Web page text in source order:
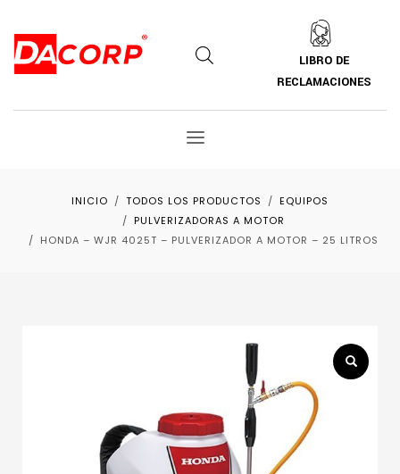
LIBRO DE
RECLAMACIONES
INICIO TODOS LOS PRODUCTOS
EQUIPOS
PULVERIZADORAS A MOTOR
HONDA – WJR 4025T – PULVERIZADOR A MOTOR – 25 LITROS